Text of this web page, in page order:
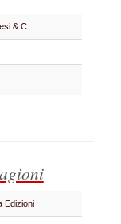
& C.
Edizioni